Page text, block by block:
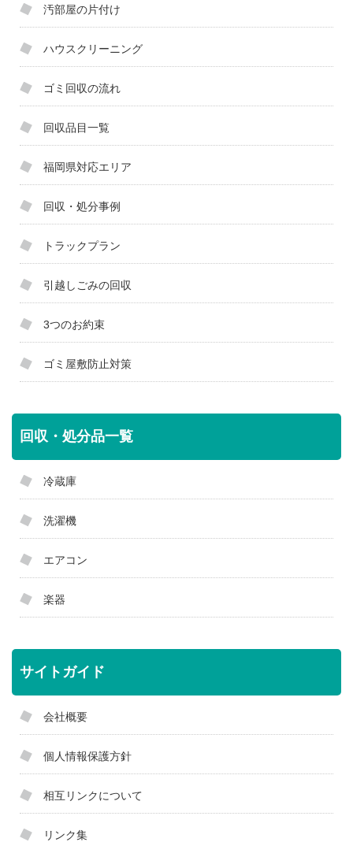
汚部屋の片付け
ハウスクリーニング
ゴミ回収の流れ
回収品目一覧
福岡県対応エリア
回収・処分事例
トラックプラン
引越しごみの回収
3つのお約束
ゴミ屋敷防止対策
回収・処分品一覧
冷蔵庫
洗濯機
エアコン
楽器
サイトガイド
会社概要
個人情報保護方針
相互リンクについて
リンク集